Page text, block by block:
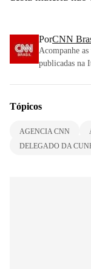
PorCNN
Acompanhe
publicadas na
Tópicos
AGENCIA CNN
DELEGADO DA